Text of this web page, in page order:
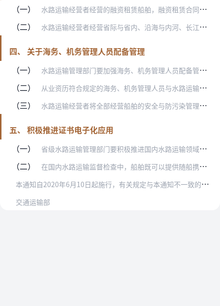
（一）
水路运输经营者经营的融资租赁船舶，融资租赁合同明确合同到期后船舶归属该经营者的所有权份额不低于51%的，凭其融资租赁合同、船舶所有权登记证书、光船租赁登记证明书…
（二） 水路运输经营者经营省际与省内、沿海与内河、长江与珠江水系的自有船舶运力应当按经营范围分别计算，其中，具有国内水路运输资格的成品油船、原油船、化学品船（含植物油船…
四、 关于海务、机务管理人员配备管理
（一）
水路运输管理部门要加强海务、机务管理人员配备管理，水路运输经营者配备的海务、机务管理人员从业资历应与其管理船舶的经营区域（沿海运输或内河运输）、业务种类以及船舶…
（二） 从业资历符合规定的海务、机务管理人员与水路运输经营者签订一年以上全日制劳动合同或劳务用工合同，且在合同期限内未在任何船舶上或者其他企业从事兼职的，方可认定配备的…
（三） 水路运输经营者将全部经营船舶的安全与防污染管理和海务、机务管理业务委托国内船舶管理业务经营者负责的，不要求其配备海务、机务管理人员。
五、 积极推进证书电子化应用
（一）
省级水路运输管理部门要积极推进国内水路运输领域政务服务事项网上办理和证书电子化，制发的电子证书应符合国家相关标准的要求，并具备二维码等可识别查询的电子信息，同时…
（二） 在国内水路运输监督检查中，船舶既可以提供随船携带的纸质《船舶营业运输证》，也可以提供二维码等可实时查验的电子信息。
本
通知自2020年6月10日起施行，有关规定与本通知不一致的，以本通知为准，《交通运输部办公厅关于国内水路集装箱班轮运输实施备案管理的通知》（交办水〔2014〕…
交通运输部